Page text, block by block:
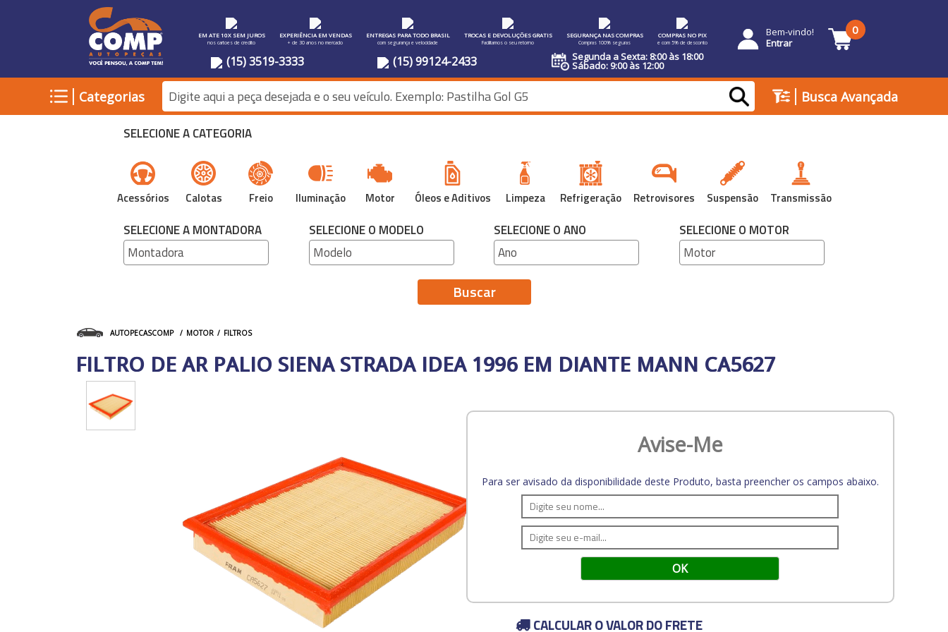
EM ATE 10X SEM JUROS
nos cartoes de credito
EXPERIÊNCIA EM VENDAS
+ de 30 anos no mercado
ENTREGAS PARA TODO BRASIL
com segurança e velocidade
TROCAS E DEVOLUÇÕES GRATIS
Facilitamos o seu retorno
SEGURANÇA NAS COMPRAS
Compras 100% seguras
COMPRAS NO PIX
e com 5% de desconto
(15) 3519-3333 (15) 99124-2433 Segunda a Sexta: 8:00 às 18:00
Sábado: 9:00 às 12:00
Bem-vindo!
Entrar
0
| Categorias | Busca Avançada
SELECIONE A CATEGORIA
Acessórios Calotas Freio Iluminação Motor Óleos e Aditivos Limpeza Refrigeração Retrovisores Suspensão Transmissão
SELECIONE A MONTADORA SELECIONE O MODELO SELECIONE O ANO SELECIONE O MOTOR
Buscar
AUTOPECASCOMP MOTOR FILTROS
FILTRO DE AR PALIO SIENA STRADA IDEA 1996 EM DIANTE MANN CA5627
Avise-Me
Para ser avisado da disponibilidade deste Produto, basta preencher os campos abaixo.
CALCULAR O VALOR DO FRETE